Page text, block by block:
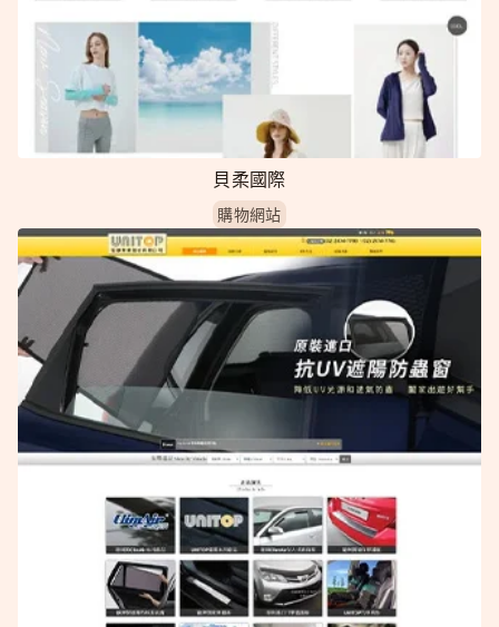
貝柔國際
購物網站